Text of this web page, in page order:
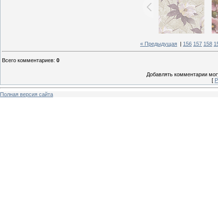
« Предыдущая 156 157 158
Всего комментариев: 0
Добавлять комментарии
[
Полная версия сайта